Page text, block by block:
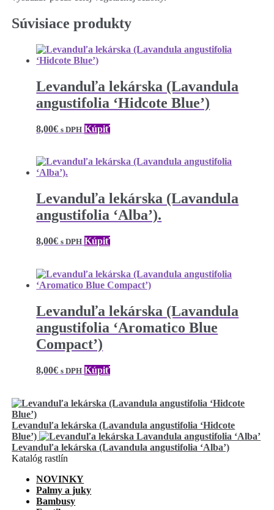
Súvisiace produkty
Levanduľa lekárska (Lavandula
angustifolia ‘Hidcote Blue’)
8,00€ s DPH Kúpiť
Levanduľa lekárska (Lavandula
angustifolia ‘Alba’).
8,00€ s DPH Kúpiť
Levanduľa lekárska (Lavandula
angustifolia ‘Aromatico Blue
Compact’)
8,00€ s DPH Kúpiť
Levanduľa lekárska (Lavandula angustifolia ‘Hidcote
Blue’)
Levanduľa lekárska (Lavandula angustifolia ‘Alba’)
Katalóg rastlín
NOVINKY
Palmy a juky
Bambusy